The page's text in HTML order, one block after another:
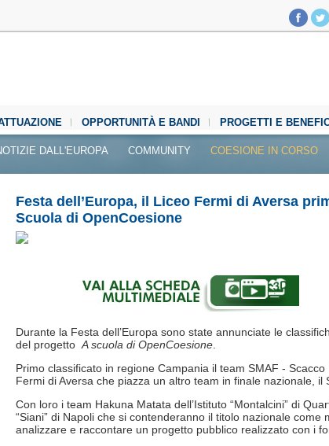
OPPORTUNITÀ E BANDI PROGETTI E
DALL'EUROPA COMMUNITY COESIONE IN CORSO
Festa dell’Europa, il Liceo Fermi di Aversa
Scuola di OpenCoesione
Durante la Festa dell’Europa sono state annunciate le
del progetto A scuola di OpenCoesione
Primo classificato in regione Campania il team SMAF -
Fermi di Aversa che piazza un altro team in finale nazionale, il
Con loro i team Hakuna Matata dell’Istituto “Montalcini” di
“Siani” di Napoli che si contenderanno il titolo nazionale
analizzare e raccontare un progetto pubblico realizzato con i